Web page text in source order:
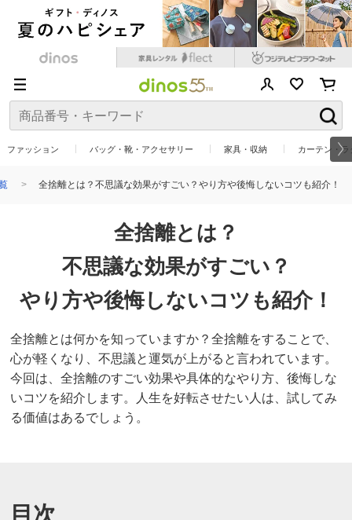
ファッション バッグ・靴・アクセサリー 家具・収納 カーテン・
全捨離とは？不思議な効果がすごい？やり方や後悔しないコツも紹介！
全捨離とは？
不思議な効果がすごい？
やり方や後悔しないコツも紹介！
全捨離とは何かを知っていますか？全捨離をすることで、
心が軽くなり、不思議と運気が上がると言われています。
今回は、全捨離のすごい効果や具体的なやり方、後悔しな
いコツを紹介します。人生を好転させたい人は、試してみ
る価値はあるでしょう。
目次